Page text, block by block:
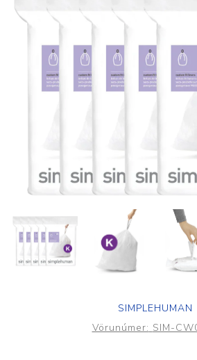
SIMPLEHUMAN
Vörunúmer: SIM-